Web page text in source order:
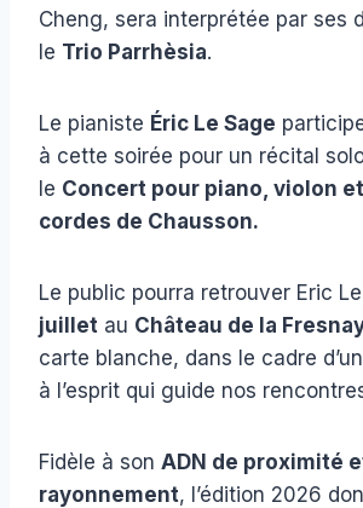
Cheng, sera interprétée par ses
le Trio Parrhèsia.
Le pianiste Éric Le Sage
à cette soirée pour un récital
le Concert pour piano, violon
cordes de Chausson.
Le public pourra retrouver Eric
juillet au Château de la
carte blanche, dans le cadre
à l’esprit qui guide nos
Fidèle à son ADN de proximité
rayonnement, l’édition 2026